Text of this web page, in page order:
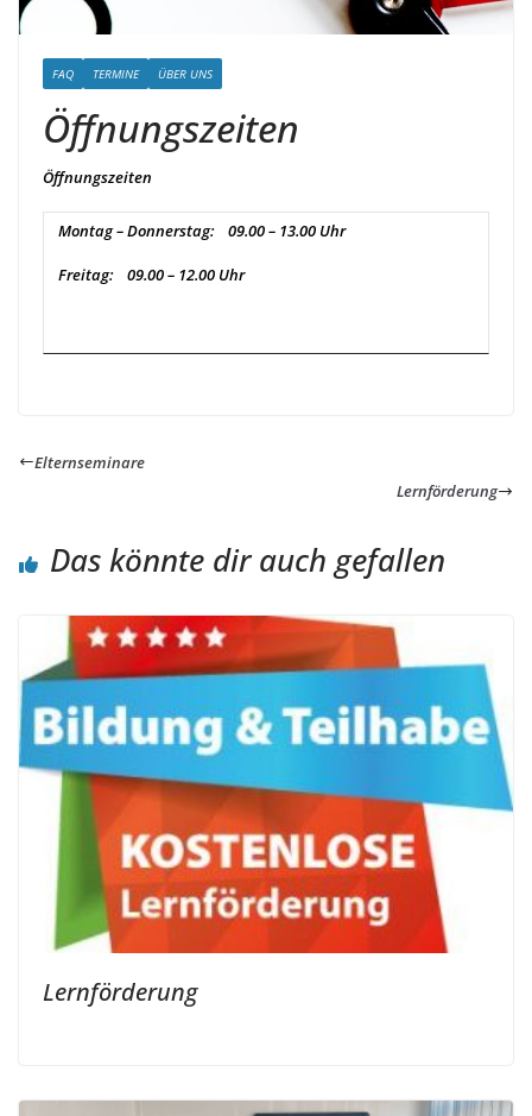
FAQ TERMINE ÜBER UNS
Öffnungszeiten
Öffnungszeiten
Montag – Donnerstag: 09.00 – 13.00 Uhr
Freitag: 09.00 – 12.00 Uhr
Elternseminare
Lernförderung
Das könnte dir auch gefallen
Lernförderung